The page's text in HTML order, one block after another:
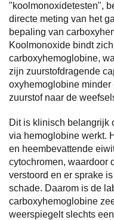
"koolmonoxidetesten",
directe meting van het
bepaling van
Koolmonoxide bindt
carboxyhemoglobine,
zijn zuurstofdragende
oxyhemoglobine minder
zuurstof naar de
Dit is klinisch belangrijk
via hemoglobine werkt.
en heembevattende
cytochromen, waardoor
verstoord en er sprake
schade. Daarom is de
carboxyhemoglobine
weerspiegelt slechts